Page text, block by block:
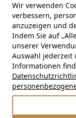
Wir verwenden
verbessern,
anzuzeigen und
Indem Sie auf
unserer
Auswahl jederzeit
Informationen